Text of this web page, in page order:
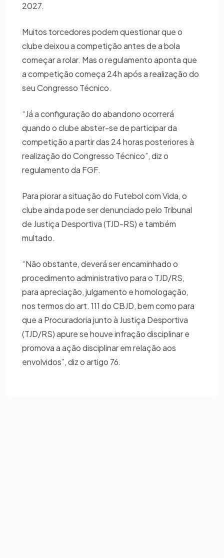
2027.
Muitos torcedores podem questionar que o
clube deixou a competição antes de a bola
começar a rolar. Mas o regulamento aponta que
a competição começa 24h após a realização do
seu Congresso Técnico.
“Já a configuração do abandono ocorrerá
quando o clube abster-se de participar da
competição a partir das 24 horas posteriores à
realização do Congresso Técnico”, diz o
regulamento da FGF.
Para piorar a situação do Futebol com Vida, o
clube ainda pode ser denunciado pelo Tribunal
de Justiça Desportiva (TJD-RS) e também
multado.
“Não obstante, deverá ser encaminhado o
procedimento administrativo para o TJD/RS,
para apreciação, julgamento e homologação,
nos termos do art. 111 do CBJD, bem como para
que a Procuradoria junto à Justiça Desportiva
(TJD/RS) apure se houve infração disciplinar e
promova a ação disciplinar em relação aos
envolvidos”, diz o artigo 76.